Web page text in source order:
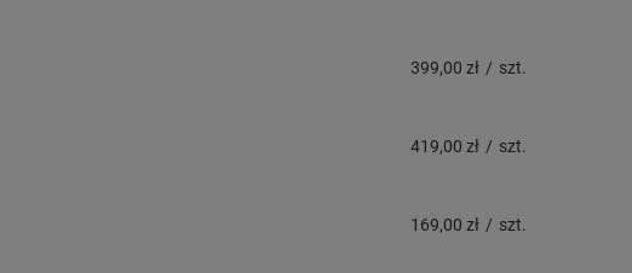
399,00 zł / szt.
419,00 zł / szt.
169,00 zł / szt.